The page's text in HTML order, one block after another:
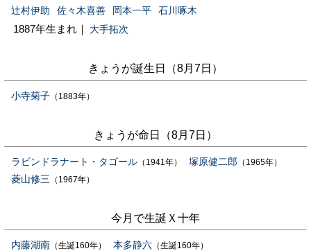
辻村伊助
佐々木喜善 岡本一平 石川啄木
1887年生まれ｜ 大手拓次
きょうが誕生日（8月7日）
小寺菊子 （1883年）
きょうが命日（8月7日）
ラビンドラナート・タゴール （1941年） 塚原健二郎 （1965年）
菱山修三 （1967年）
今月で生誕Ｘ十年
内藤湖南 （生誕160年） 本多静六 （生誕160年）